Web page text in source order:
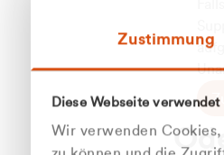
Zustimmung
Diese Webseite
Wir verwenden